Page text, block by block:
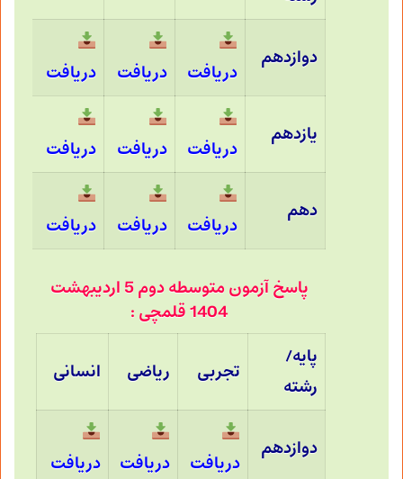
دوازدهم
دریافت دریافت دریافت
یازدهم
دریافت دریافت دریافت
دهم
دریافت دریافت دریافت
پاسخ آزمون متوسطه دوم 5 اردیبهشت
1404 قلمچی :
پایه/
رشته
تجربی ریاضی انسانی
دوازدهم
دریافت دریافت دریافت